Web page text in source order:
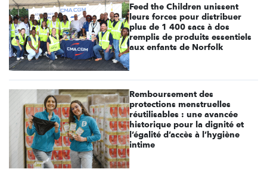
Feed the Children unissent
leurs forces pour distribuer
plus de 1 400 sacs à dos
remplis de produits essentiels
aux enfants de Norfolk
Remboursement des
protections menstruelles
réutilisables : une avancée
historique pour la dignité et
l’égalité d’accès à l’hygiène
intime